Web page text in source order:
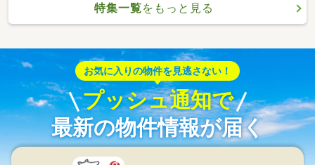
特集一覧をもっと見る
お気に入りの物件を見逃さない！
プッシュ通知で
最新の物件情報が届く